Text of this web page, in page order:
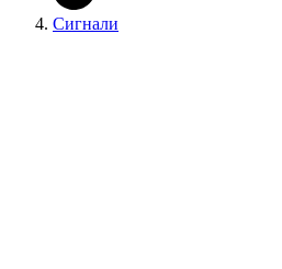
Сигнали